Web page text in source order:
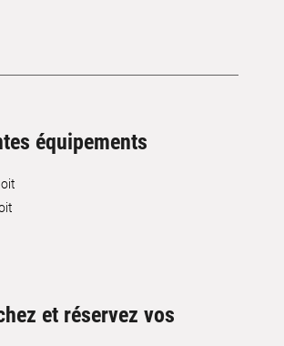
équipements
et réservez vos